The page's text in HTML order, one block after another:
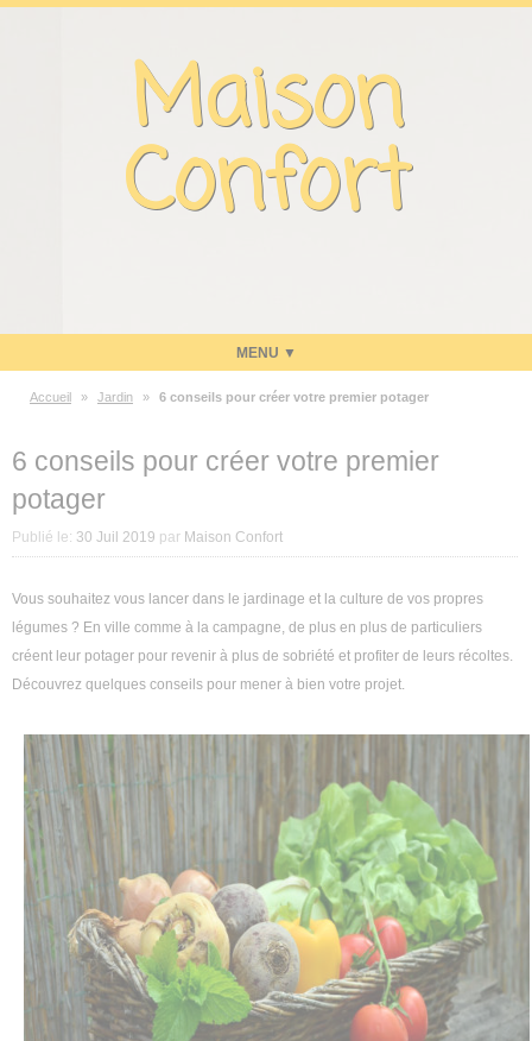
Panneau de gestion des cookies
Maison
Confort
Maison
Energie
Economies d’énergie
Décoration intérieure
Aménagement intérieur
Astuces
Accueil » Jardin » 6 conseils pour créer votre premier potager
6 conseils pour créer votre premier
potager
Publié le: 30 Juil 2019 par Maison Confort
Vous souhaitez vous lancer dans le jardinage et la culture de vos propres
légumes ? En ville comme à la campagne, de plus en plus de particuliers
créent leur potager pour revenir à plus de sobriété et profiter de leurs récoltes.
Découvrez quelques conseils pour mener à bien votre projet.